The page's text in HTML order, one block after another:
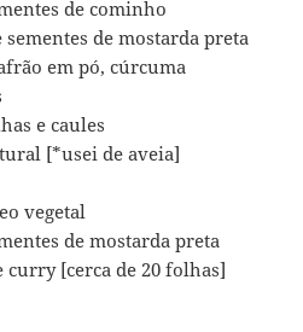
de cominho
sementes de mostarda preta
em pó, cúrcuma
e caules
[*usei de aveia]
vegetal
de mostarda preta
[cerca de 20 folhas]